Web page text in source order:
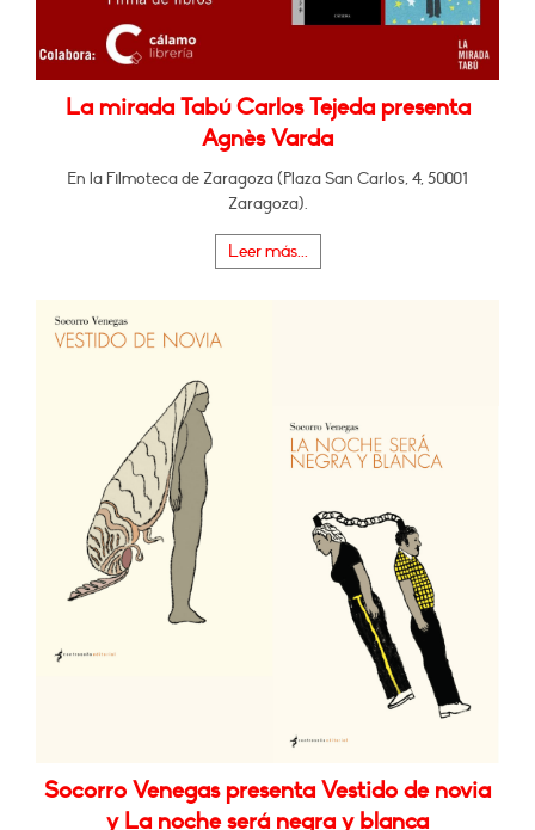
La mirada Tabú Carlos Tejeda presenta
Agnès Varda
En la Filmoteca de Zaragoza (Plaza San Carlos, 4, 50001
Zaragoza).
Leer más...
Socorro Venegas presenta Vestido de novia
y La noche será negra y blanca